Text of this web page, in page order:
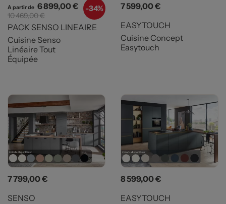
-34%
A partir de Prix
6 899,00 € Prix de base
10 469,00 €
PACK SENSO LINEAIRE
Cuisine Senso
Linéaire Tout
Équipée
Prix
7 599,00 €
EASYTOUCH
Cuisine Concept
Easytouch
Prix
7 799,00 €
SENSO
Prix
8 599,00 €
EASYTOUCH